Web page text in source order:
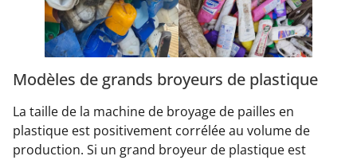
Modèles de grands broyeurs de plastique
La taille de la machine de broyage de pailles en
plastique est positivement corrélée au volume de
production. Si un grand broyeur de plastique est